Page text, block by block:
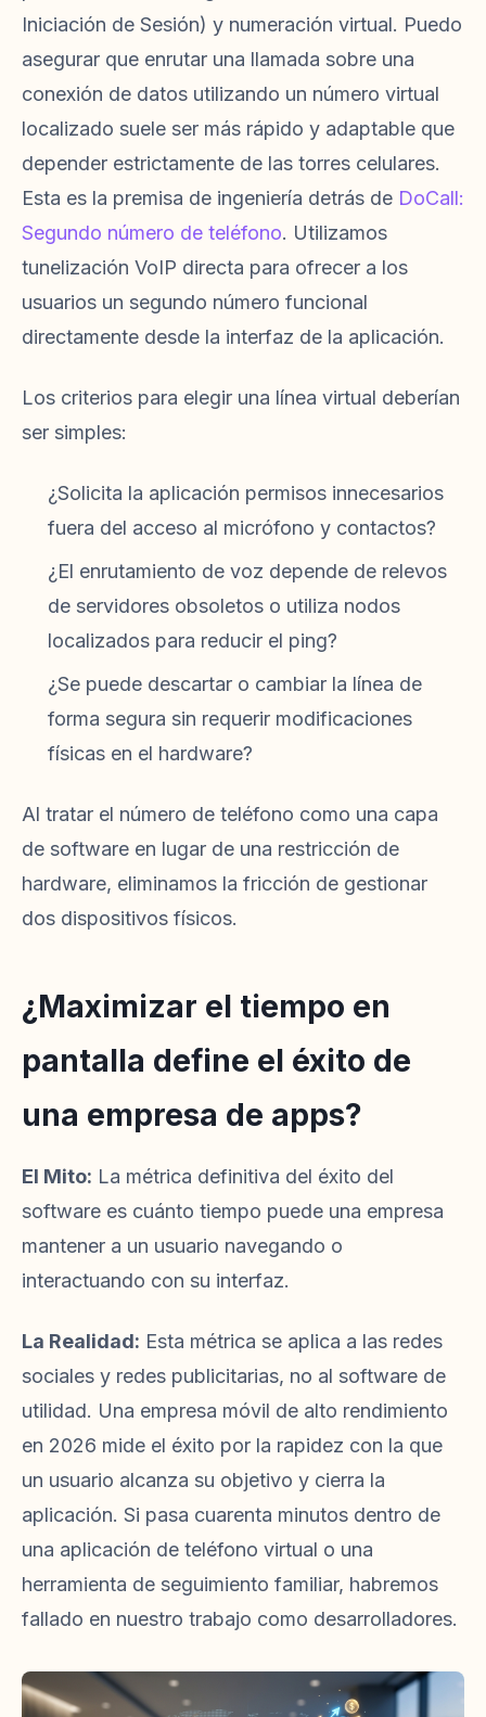
Iniciación de Sesión) y numeración virtual. Puedo
asegurar que enrutar una llamada sobre una
conexión de datos utilizando un número virtual
localizado suele ser más rápido y adaptable que
depender estrictamente de las torres celulares.
Esta es la premisa de ingeniería detrás de DoCall:
Segundo número de teléfono. Utilizamos
tunelización VoIP directa para ofrecer a los
usuarios un segundo número funcional
directamente desde la interfaz de la aplicación.
Los criterios para elegir una línea virtual deberían
ser simples:
¿Solicita la aplicación permisos innecesarios
fuera del acceso al micrófono y contactos?
¿El enrutamiento de voz depende de relevos
de servidores obsoletos o utiliza nodos
localizados para reducir el ping?
¿Se puede descartar o cambiar la línea de
forma segura sin requerir modificaciones
físicas en el hardware?
Al tratar el número de teléfono como una capa
de software en lugar de una restricción de
hardware, eliminamos la fricción de gestionar
dos dispositivos físicos.
¿Maximizar el tiempo en
pantalla define el éxito de
una empresa de apps?
El Mito: La métrica definitiva del éxito del
software es cuánto tiempo puede una empresa
mantener a un usuario navegando o
interactuando con su interfaz.
La Realidad: Esta métrica se aplica a las redes
sociales y redes publicitarias, no al software de
utilidad. Una empresa móvil de alto rendimiento
en 2026 mide el éxito por la rapidez con la que
un usuario alcanza su objetivo y cierra la
aplicación. Si pasa cuarenta minutos dentro de
una aplicación de teléfono virtual o una
herramienta de seguimiento familiar, habremos
fallado en nuestro trabajo como desarrolladores.